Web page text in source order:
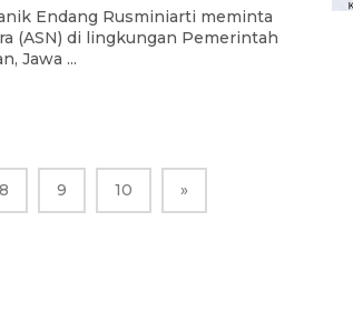
Endang Rusminiarti meminta
(ASN) di lingkungan Pemerintah
Jawa ...
8 9 10 »